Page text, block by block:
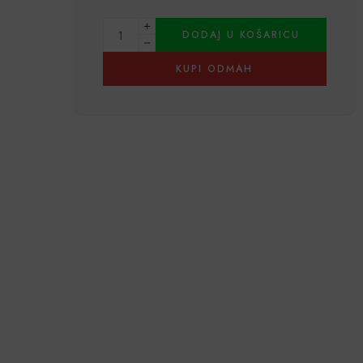
DODAJ U KOŠARICU
KUPI ODMAH
Alternative: